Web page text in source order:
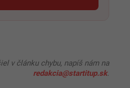
v článku chybu, napíš nám na
redakcia@startitup.sk.